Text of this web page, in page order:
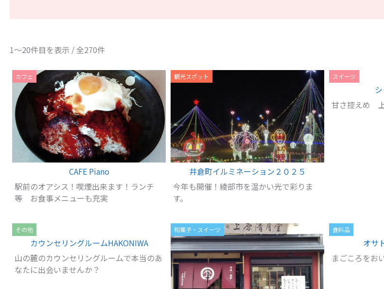
1～20件目を表示 / 全270件
カフェ
CAFE Piano
駅前のオアシス！喫煙出来ます！ランチ
等 お食事メニューも充実
観光スポット
井倉町イルミネーション２０２５
今年も開催！綾部市を温かい光で彩りま
す。
スイーツ
甘さ控えめ
その他
カウンセリングルームHAKONIWA
山の麓のカウンセリングルームで本当のあ
なたに出会いませんか？
和菓子・スイーツ 食料品
オサ
まごころをお